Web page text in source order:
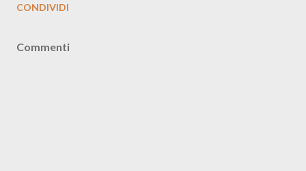
CONDIVIDI
Commenti